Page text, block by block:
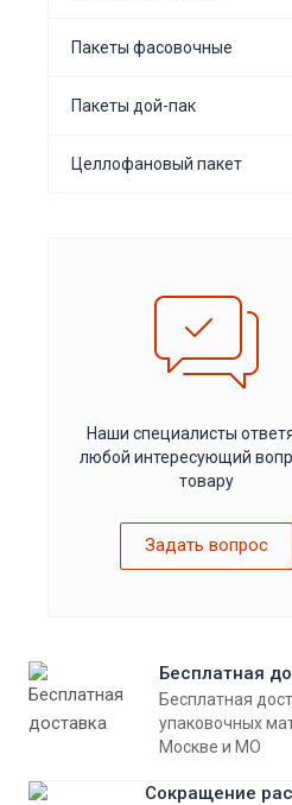
Пакеты фасовочные
Пакеты дой-пак
Целлофановый пакет
Наши специалисты
любой интересующий
товару
Задать вопрос
Бесплатная
Бесплатная
упаковочных
Москве и МО
Сокращение